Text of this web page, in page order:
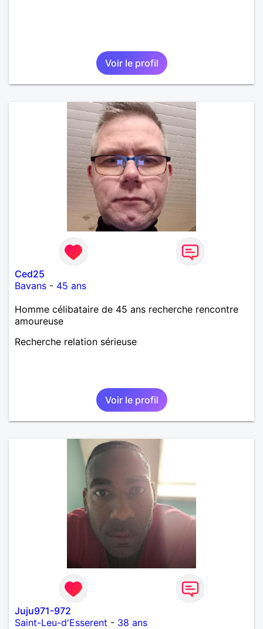
Voir le profil
Ced25
Bavans - 45 ans
Homme célibataire de 45 ans recherche rencontre
amoureuse
Recherche relation sérieuse
Voir le profil
Juju971-972
Saint-Leu-d'Esserent - 38 ans